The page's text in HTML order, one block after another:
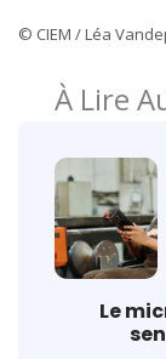
© CIEM / Léa
À Lire
Le